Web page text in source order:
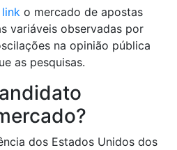
link o mercado de apostas
variáveis observadas por
na opinião pública
as pesquisas.
dos Estados Unidos dos